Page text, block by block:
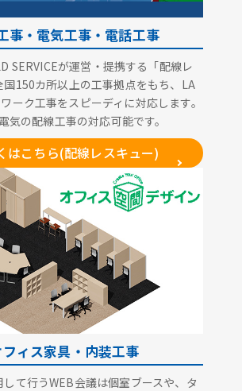
事・電気工事・電話工事
SERVICEが運営・提携する「配線レ
国150カ所以上の工事拠点をもち、LA
ーク工事をスピーディに対応します。
気の配線工事の対応可能です。
はこちら(配線レスキュー)
ィス家具・内装工事
て行うWEB会議は個室ブースや、タ